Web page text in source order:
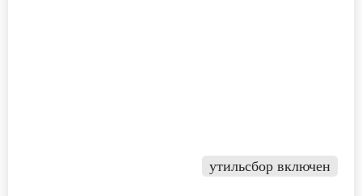
утильсбор включен